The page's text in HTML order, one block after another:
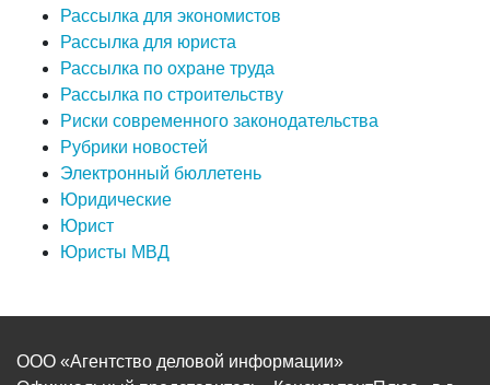
Рассылка для экономистов
Рассылка для юриста
Рассылка по охране труда
Рассылка по строительству
Риски современного законодательства
Рубрики новостей
Электронный бюллетень
Юридические
Юрист
Юристы МВД
ООО «Агентство деловой информации»